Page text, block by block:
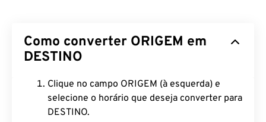
Como converter ORIGEM em
DESTINO
Clique no campo ORIGEM (à esquerda) e
selecione o horário que deseja converter para
DESTINO.